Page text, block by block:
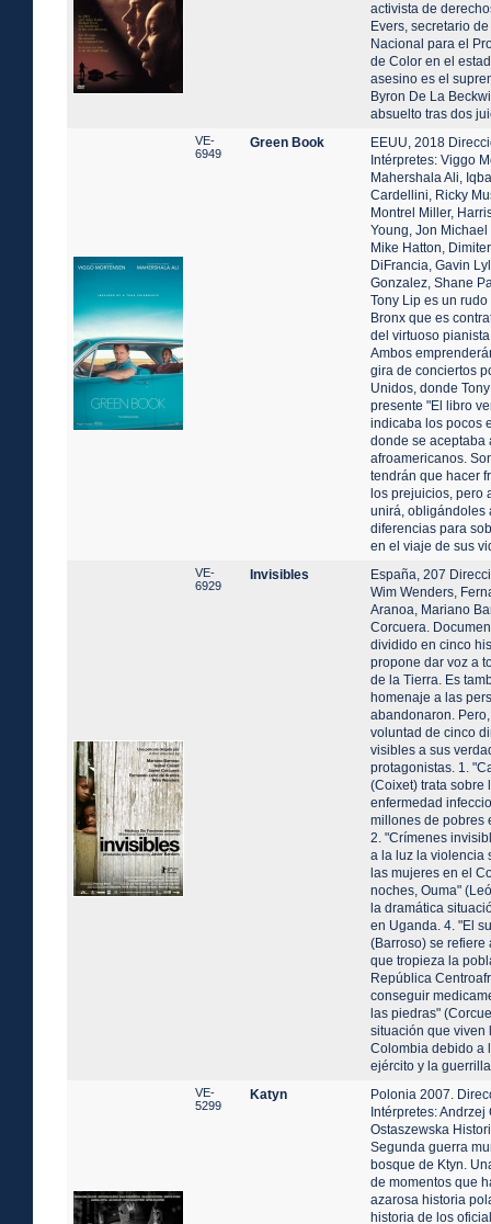
activista de
Evers, secretario
Nacional para el
de Color en el
asesino es el
Byron De La
absuelto tras dos
VE-
6949
Green Book
EEUU, 2018
Intérpretes: Viggo
Mahershala Ali,
Cardellini, Ricky
Montrel Miller,
Young, Jon
Mike Hatton,
DiFrancia, Gavin
Gonzalez, Shane
Tony Lip es un
Bronx que es
del virtuoso
Ambos
gira de conciertos
Unidos, donde
presente "El libro
indicaba los pocos
donde se aceptaba
afroamericanos.
tendrán que hacer
los prejuicios, pero
unirá, obligándoles
diferencias para
en el viaje de sus
VE-
6929
Invisibles
España, 207
Wim Wenders,
Aranoa, Mariano
Corcuera.
dividido en cinco
propone dar voz a
de la Tierra. Es
homenaje a las
abandonaron.
voluntad de cinco
visibles a sus
protagonistas. 1.
(Coixet) trata sobre
enfermedad
millones de pobres
2. "Crímenes
a la luz la violencia
las mujeres en el
noches, Ouma"
la dramática
en Uganda. 4. "El
(Barroso) se refiere
que tropieza la
República
conseguir
las piedras"
situación que viven
Colombia debido a
ejército y la
VE-
5299
Katyn
Polonia 2007.
Intérpretes:
Ostaszewska
Segunda guerra
bosque de Ktyn.
de momentos que
azarosa historia
historia de los